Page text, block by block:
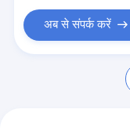
अब से संपर्क करें